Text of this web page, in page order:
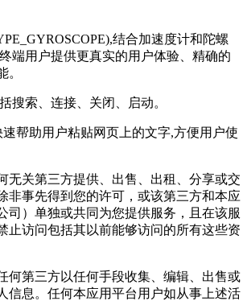
结合加速度计和陀螺
端用户提供更真实的用户体验、精确的
。
搜索、连接、关闭、启动。
帮助用户粘贴网页上的文字,方便用户使
无关第三方提供、出售、出租、分享或交
非事先得到您的许可，或该第三方和本应
司）单独或共同为您提供服务，且在该服
止访问包括其以前能够访问的所有这些资
何第三方以任何手段收集、编辑、出售或
信息。任何本应用平台用户如从事上述活